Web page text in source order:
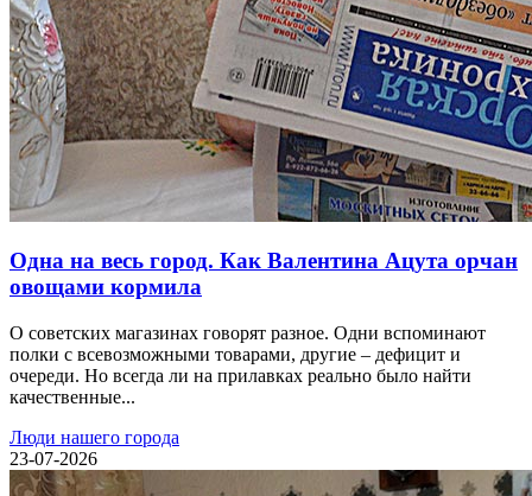
Одна на весь город. Как Валентина Ацута орчан
овощами кормила
О советских магазинах говорят разное. Одни вспоминают
полки с всевозможными товарами, другие – дефицит и
очереди. Но всегда ли на прилавках реально было найти
качественные...
Люди нашего города
23-07-2026